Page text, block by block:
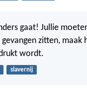
gaat! Jullie
zitten,
wordt.
slavernij